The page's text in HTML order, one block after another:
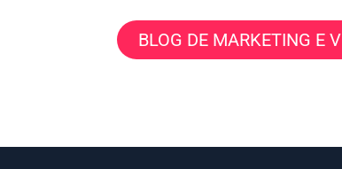
BLOG DE MARKETING E